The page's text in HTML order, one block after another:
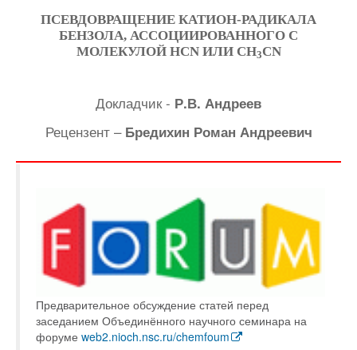
ПСЕВДОВРАЩЕНИЕ КАТИОН-РАДИКАЛА
БЕНЗОЛА, АССОЦИИРОВАННОГО С
МОЛЕКУЛОЙ HCN ИЛИ CH3CN
Докладчик - Р.В. Андреев
Рецензент – Бредихин Роман Андреевич
Предварительное обсуждение статей перед
заседанием Объединённого научного семинара на
форуме web2.nioch.nsc.ru/chemfoum